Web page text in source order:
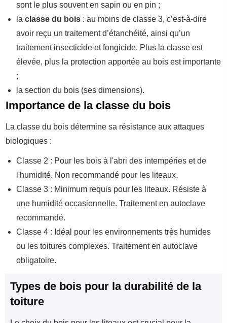
sont le plus souvent en sapin ou en pin ;
la classe du bois : au moins de classe 3, c’est-à-dire
avoir reçu un traitement d’étanchéité, ainsi qu’un
traitement insecticide et fongicide. Plus la classe est
élevée, plus la protection apportée au bois est importante
;
la section du bois (ses dimensions).
Importance de la classe du bois
La classe du bois détermine sa résistance aux attaques
biologiques :
Classe 2 : Pour les bois à l'abri des intempéries et de
l'humidité. Non recommandé pour les liteaux.
Classe 3 : Minimum requis pour les liteaux. Résiste à
une humidité occasionnelle. Traitement en autoclave
recommandé.
Classe 4 : Idéal pour les environnements très humides
ou les toitures complexes. Traitement en autoclave
obligatoire.
Types de bois pour la durabilité de la
toiture